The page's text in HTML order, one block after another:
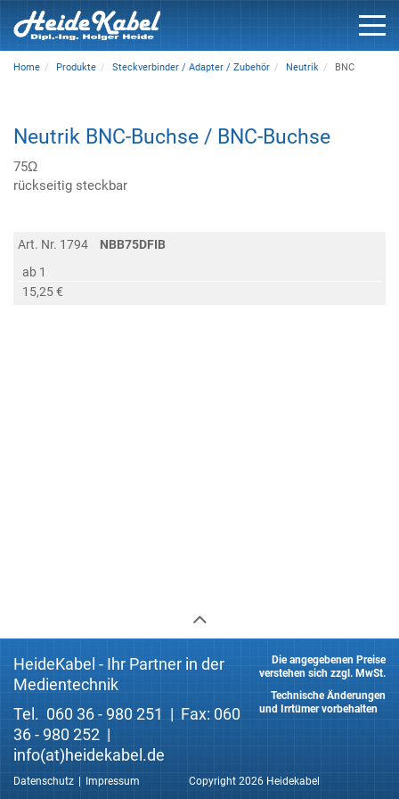
Home Produkte Steckverbinder / Adapter / Zubehör Neutrik BNC
Neutrik BNC-Buchse / BNC-Buchse
75Ω
rückseitig steckbar
Art. Nr. 1794
NBB75DFIB
ab 1
15,25 €
HeideKabel - Ihr Partner in der
Medientechnik
Tel. 060 36 - 980 251 | Fax: 060
36 - 980 252 |
info(at)heidekabel.de
Die angegebenen Preise
verstehen sich zzgl. MwSt.
Technische Änderungen
und Irrtümer vorbehalten
Datenschutz Impressum Copyright 2026 Heidekabel